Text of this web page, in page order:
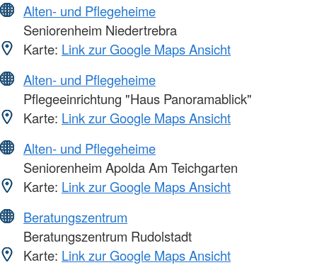
Alten- und Pflegeheime
Seniorenheim Niedertrebra
Karte: Link zur Google Maps Ansicht
Alten- und Pflegeheime
Pflegeeinrichtung "Haus Panoramablick"
Karte: Link zur Google Maps Ansicht
Alten- und Pflegeheime
Seniorenheim Apolda Am Teichgarten
Karte: Link zur Google Maps Ansicht
Beratungszentrum
Beratungszentrum Rudolstadt
Karte: Link zur Google Maps Ansicht